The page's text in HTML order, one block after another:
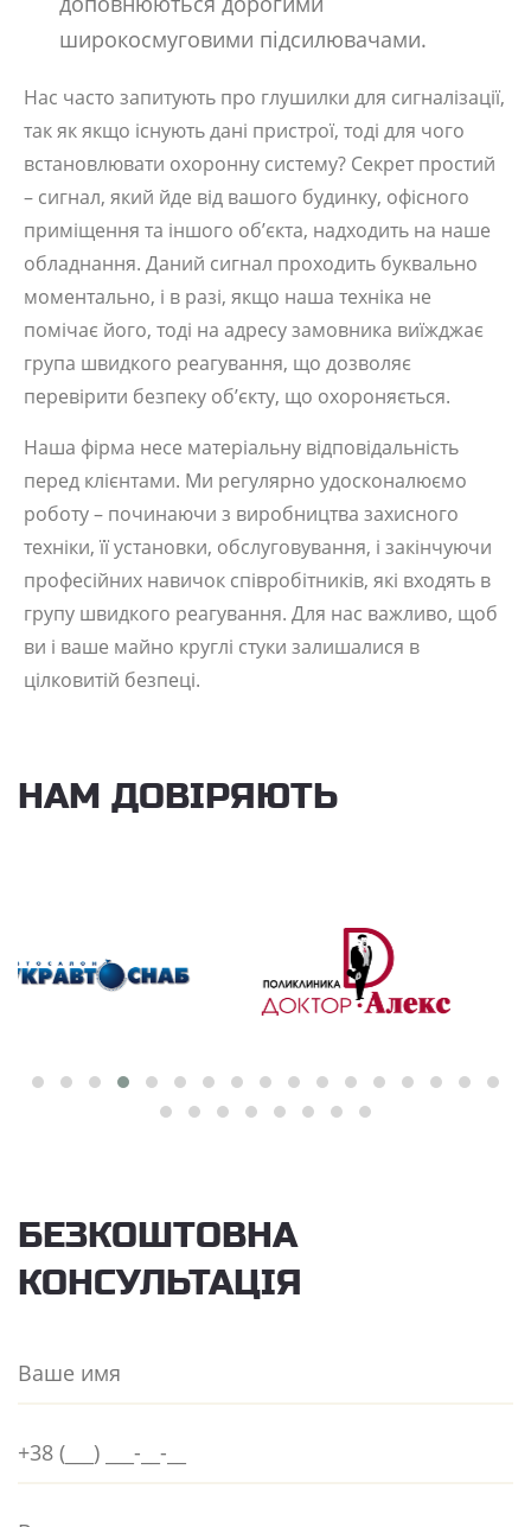
широкосмуговими підсилювачами.
Нас часто запитують про глушилки для сигналізації,
так як якщо існують дані пристрої, тоді для чого
встановлювати охоронну систему? Секрет простий
– сигнал, який йде від вашого будинку, офісного
приміщення та іншого об’єкта, надходить на наше
обладнання. Даний сигнал проходить буквально
моментально, і в разі, якщо наша техніка не
помічає його, тоді на адресу замовника виїжджає
група швидкого реагування, що дозволяє
перевірити безпеку об’єкту, що охороняється.
Наша фірма несе матеріальну відповідальність
перед клієнтами. Ми регулярно удосконалюємо
роботу – починаючи з виробництва захисного
техніки, її установки, обслуговування, і закінчуючи
професійних навичок співробітників, які входять в
групу швидкого реагування. Для нас важливо, щоб
ви і ваше майно круглі стуки залишалися в
цілковитій безпеці.
НАМ ДОВІРЯЮТЬ
БЕЗКОШТОВНА
КОНСУЛЬТАЦІЯ